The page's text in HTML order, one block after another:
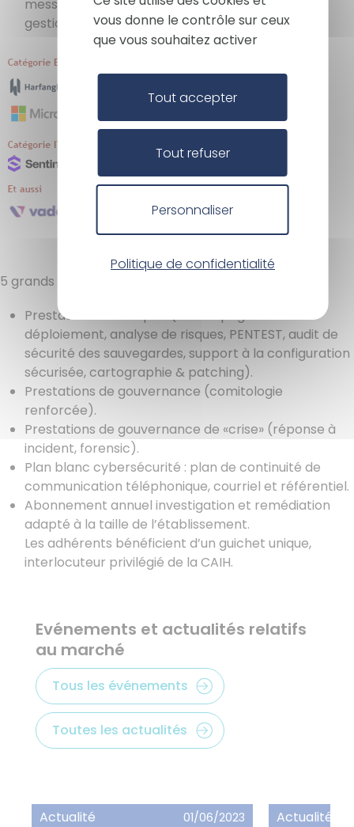
vous donne le contrôle sur ceux
que vous souhaitez activer
Tout accepter
Tout refuser
Personnaliser
Politique de confidentialité
messagerie, protection de flotte mobile, audit et
gestion de vulnérabilités...
Image
5 grands types de prestations :
Prestations techniques (accompagnement au
déploiement, analyse de risques, PENTEST, audit de
sécurité des sauvegardes, support à la configuration
sécurisée, cartographie & patching).
Prestations de gouvernance (comitologie
renforcée).
Prestations de gouvernance de «crise» (réponse à
incident, forensic).
Plan blanc cybersécurité : plan de continuité de
communication téléphonique, courriel et référentiel.
Abonnement annuel investigation et remédiation
adapté à la taille de l’établissement.
Les adhérents bénéficient d’un guichet unique,
interlocuteur privilégié de la CAIH.
Evénements et actualités relatifs
au marché
Tous les événements
Toutes les actualités
Actualité 01/06/2023 Actualité